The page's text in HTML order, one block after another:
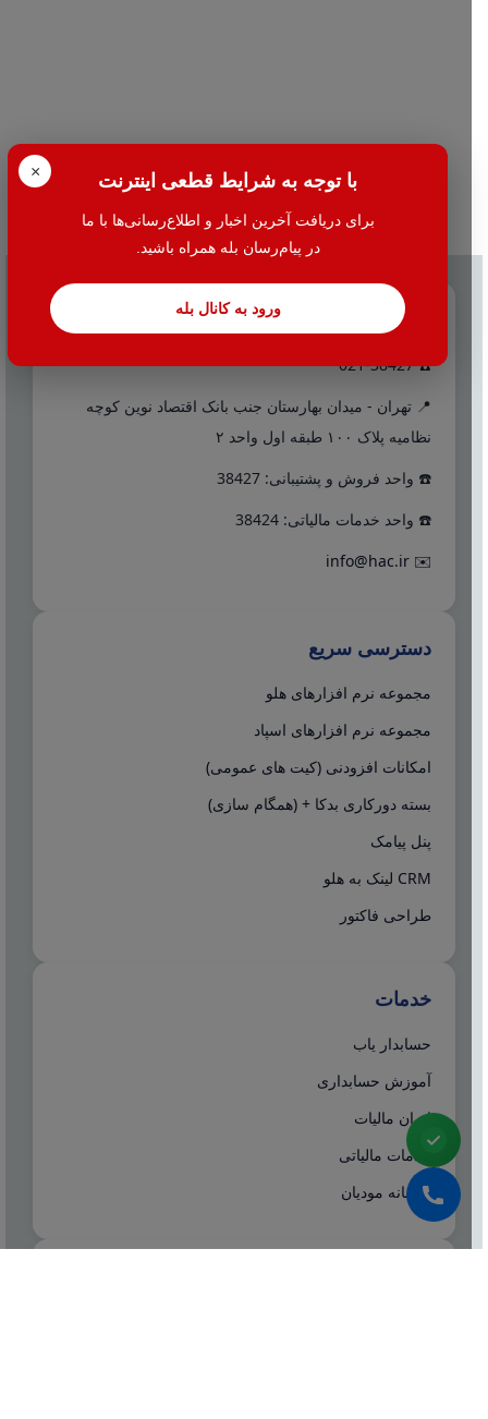
× با توجه به شرایط قطعی اینترنت
برای دریافت آخرین اخبار و اطلاع‌رسانی‌ها با ما
در پیام‌رسان بله همراه باشید.
ورود به کانال بله تماس با ما
☎️ 021-38427
📍 تهران - میدان بهارستان جنب بانک اقتصاد نوین کوچه
نظامیه پلاک ۱۰۰ طبقه اول واحد ۲
☎️ واحد فروش و پشتیبانی: 38427
☎️ واحد خدمات مالیاتی: 38424
✉️
info@hac.ir
دسترسی سریع
مجموعه نرم افزارهای هلو
مجموعه نرم افزارهای اسپاد
امکانات افزودنی (کیت های عمومی)
بسته دورکاری بدکا + (همگام سازی)
پنل پیامک
CRM لینک به هلو
طراحی فاکتور
خدمات
حسابدار یاب
آموزش حسابداری
ایران مالیات
خدمات مالیاتی
سامانه مودیان